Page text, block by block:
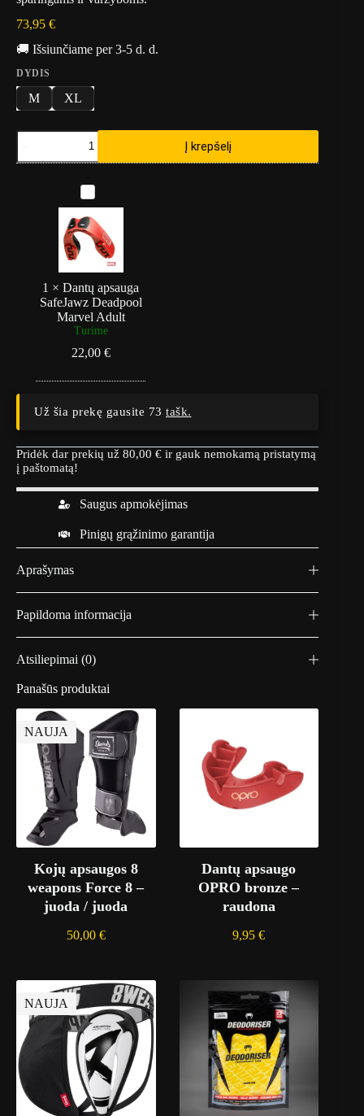
73,95 €
🚚 Išsiunčiame per 3-5 d. d.
DYDIS
M XL
produkto
Kojų
Revoliution
Į krepšelį
D
n
t
ų
p
s
a
u
g
S
f
J
z
a
d
o
o
a
v
A
u
1 ×Dantų apsauga
SafeJawz Deadpool
Marvel Adult
Turime
22,00 €
Už šia prekę gausite 73 tašk.
Pridėk dar prekių už 80,00 € ir gauk nemokamą pristatymą
į paštomatą!
Saugus apmokėjimas
Pinigų grąžinimo garantija
Aprašymas
Papildoma informacija
Atsiliepimai (0)
Panašūs produktai
NAUJA
Kojų apsaugos 8
weapons Force 8 –
juoda / juoda
50,00 €
Dantų apsaugo
OPRO bronze –
raudona
9,95€
NAUJA